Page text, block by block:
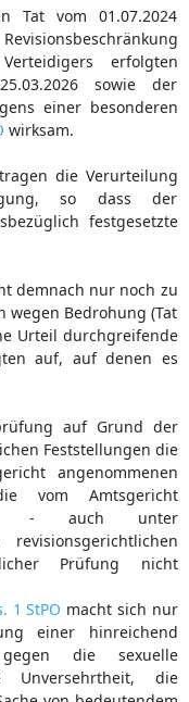
Tat vom 01.07.2024
erfolgten
sowie der
einer besonderen
wirksam.
die Verurteilung
so dass der
festgesetzte
demnach nur noch zu
wegen Bedrohung (Tat
Urteil durchgreifende
auf, auf denen es
auf Grund der
Feststellungen die
angenommenen
vom Amtsgericht
- auch unter
Prüfung nicht
1 StPO macht sich nur
einer hinreichend
die sexuelle
Unversehrtheit, die